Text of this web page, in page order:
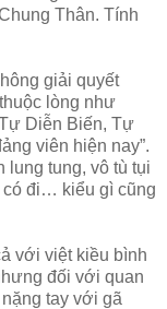
Thân. Tính
giải quyết
lòng như
Diễn Biến, Tự
viên hiện nay”.
lung tung, vô tù tụi
có đi… kiểu gì cũng
với việt kiều bình
đối với quan
tay với gã